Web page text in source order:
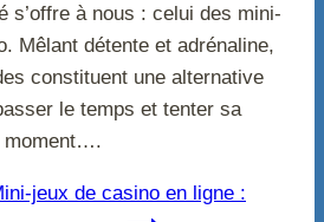
s’offre à nous : celui des mini-
Mêlant détente et adrénaline,
constituent une alternative
le temps et tenter sa
moment….
jeux de casino en ligne :